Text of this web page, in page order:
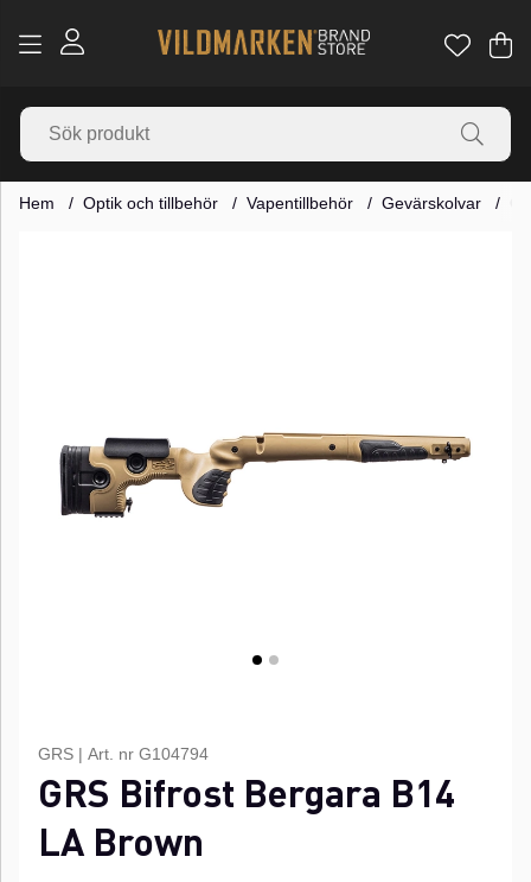
.
Hem Optik och tillbehör Vapentillbehör Gevärskolvar
GRS | Art. nr G104794
GRS Bifrost Bergara B14
LA Brown